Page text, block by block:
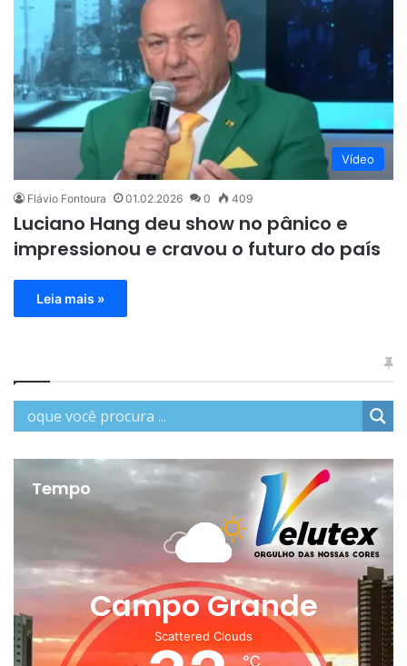
Vídeo
Flávio Fontoura 01.02.2026 0 409
Luciano Hang deu show no pânico e
impressionou e cravou o futuro do país
Leia mais »
Tempo
Campo Grande
Scattered Clouds
℃